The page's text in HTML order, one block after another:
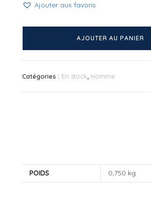
Ajouter aux favoris
Coffret
montres
AJOUTER AU PANIER
Catégories : En stock Homme
POIDS 0,750 kg